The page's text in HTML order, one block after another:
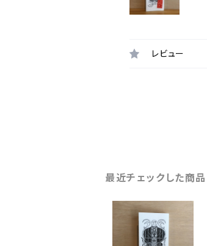
レビュー
最近チェックした商品